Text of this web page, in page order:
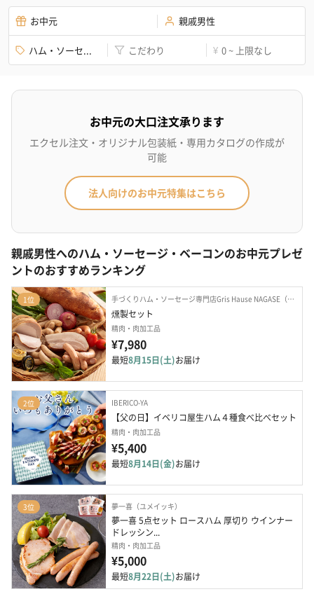
お中元 親戚男性
ハム・ソーセ... こだわり ¥ 0 ~ 上限なし
お中元の大口注文承ります
エクセル注文・オリジナル包装紙・専用カタログの作成が
可能
法人向けのお中元特集はこちら
親戚男性へのハム・ソーセージ・ベーコンのお中元プレゼ
ントのおすすめランキング
1位 手づくりハム・ソーセージ専門店Gris Hause NAGASE（グリースハウゼナガセ）
燻製セット
精肉・肉加工品
¥7,980
最短8月15日(土)お届け
2位 IBERICO-YA
【父の日】イベリコ屋生ハム４種食べ比べセット
精肉・肉加工品
¥5,400
最短8月14日(金)お届け
3位 夢一喜（ユメイッキ）
夢一喜 5点セット ロースハム 厚切り ウインナー
ドレッシン...
精肉・肉加工品
¥5,000
最短8月22日(土)お届け